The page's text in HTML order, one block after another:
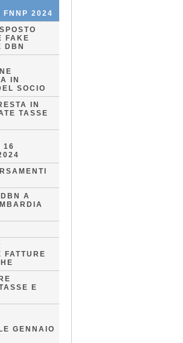
FNNP 2024
FAKE
DBN
IN
SOCIO
IN
TASSE
16
A
FATTURE
E
GENNAIO